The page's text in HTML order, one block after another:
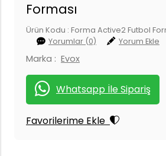
Forması
Ürün Kodu : Forma Active2 Futbol
Yorumlar (0)
Yorum Ekle
Marka : Evox
Whatsapp İle Sipariş
Favorilerime Ekle